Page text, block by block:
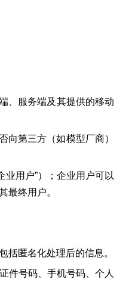
、服务端及其提供的移动
第三方（如模型厂商）
用户”）；企业用户可以
最终用户。
括匿名化处理后的信息。
件号码、手机号码、个人